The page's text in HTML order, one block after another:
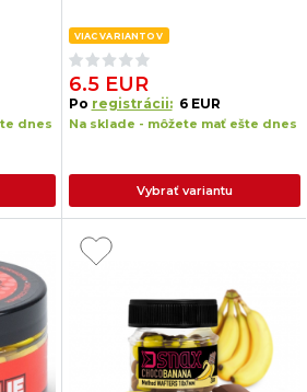
dnes
VIAC VARIANTOV
6.5 EUR
Po registrácii: 6 EUR
Na sklade - môžete mať ešte dnes
Vybrať variantu